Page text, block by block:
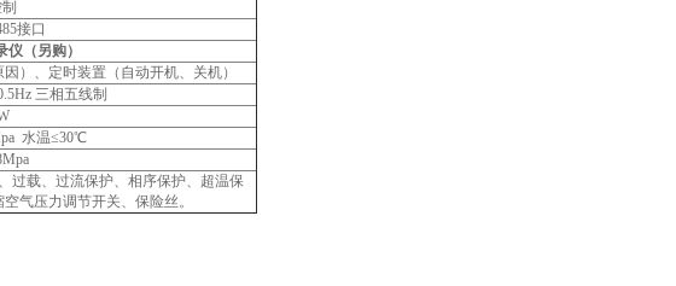
接口
仪（另购）
）、定时装置（自动开机、关机）
三相五线制
水温≤30℃
过载、过流保护、相序保护、超温保
气压力调节开关、保险丝。